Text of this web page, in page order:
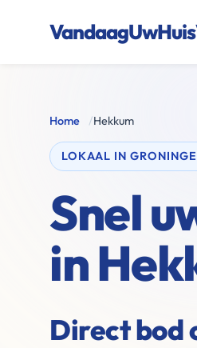
Home /Hekkum
LOKAAL IN
Snel
in
Direct bod